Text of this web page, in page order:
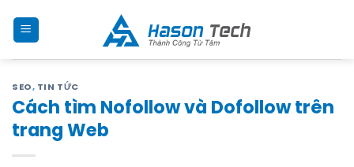
content
SEO, TIN TỨC
Cách tìm Nofollow và Dofollow trên
trang Web